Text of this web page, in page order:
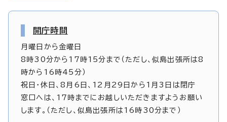
開庁時間
月曜日から金曜日
8時30分から17時15分まで（ただし、似島出張所は8
時から16時45分）
祝日・休日、8月6日、12月29日から1月3日は閉庁
窓口へは、17時までにお越しいただきますようお願い
します。（ただし、似島出張所は16時30分まで）